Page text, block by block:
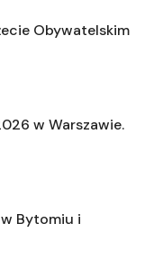
Obywatelskim
w Warszawie.
Bytomiu i